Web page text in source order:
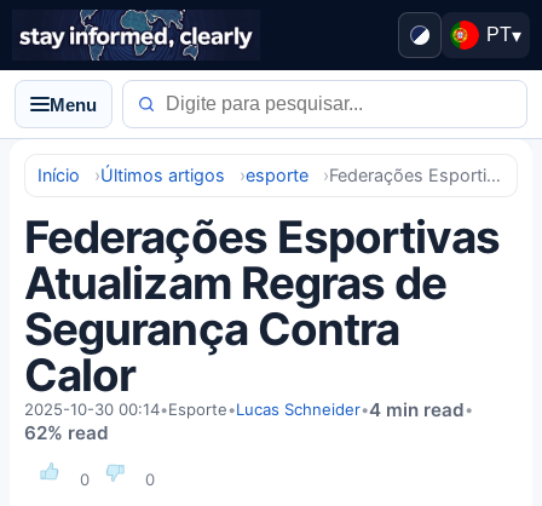
PT▾
Menu
Início Últimos artigos esporte Federações Esportivas Atualizam Regras de Segurança Contra Calor
Federações Esportivas
Atualizam Regras de
Segurança Contra
Calor
0 0
2025-10-30 00:14•Esporte•Lucas Schneider•4 min read•
62% read